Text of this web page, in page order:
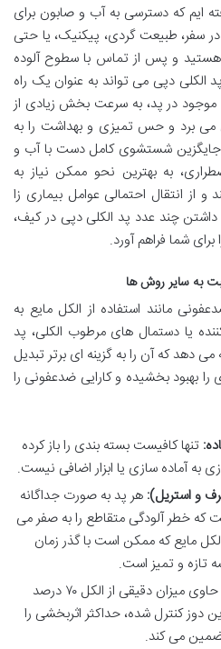
ایم که دسترسی به آب و صابون برای
طبیعت گردی، پیکنیک، یا حتی
و پس از تماس با سطوح آلوده
الکلی دپی می تواند به عنوان یک راه
در پد، به سرعت بخش زیادی از
می برد و حس تمیزی و بهداشت را به
جایگزین شستشوی کامل دست با آب و
به بهترین نحو ممکن نیاز به
انتقال احتمالی عوامل بیماری زا
چند عدد پد الکلی دپی در کیف،
شما فراهم آورد.
به سایر روش ها
مانند استفاده از الکل مایع به
یا دستمال های مرطوب الکلی، پد
دهد که آن را به گزینه ای برتر تبدیل
را بهبود بخشیده و کارایی ضدعفونی را
تنها کافیست بسته بندی را باز کرده
به آماده سازی یا ابزار اضافی نیست.
و استریل): هر پد به صورت جداگانه
که خطر آلودگی متقاطع را به صفر می
مایع که ممکن است با گذر زمان
تازه و تمیز است.
هر پد حاوی میزان دقیقی از الکل ۷۰ درصد
دوز کنترل شده، حداکثر اثربخشی را
می کند.